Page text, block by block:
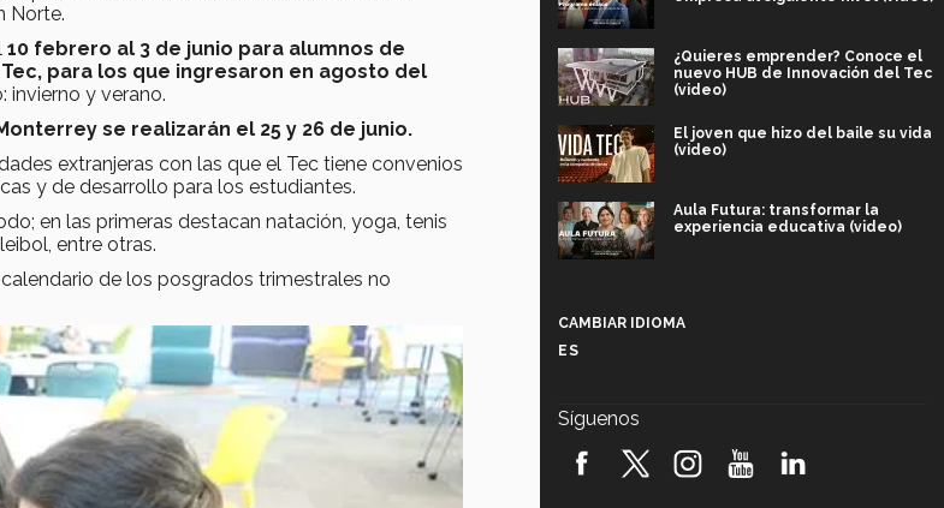
Norte.
10 febrero al 3 de junio para alumnos de
para los que ingresaron en agosto del
invierno y verano.
se realizarán el 25 y 26 de junio.
extranjeras con las que el Tec tiene convenios
y de desarrollo para los estudiantes.
en las primeras destacan natación, yoga, tenis
entre otras.
calendario de los posgrados trimestrales no
¿Quieres emprender? Conoce el
nuevo HUB de Innovación del Tec
(video)
El joven que hizo del baile su vida
(video)
Aula Futura: transformar la
experiencia educativa (video)
robótica FIRST 2026! (video)
CAMBIAR IDIOMA
ES
Síguenos